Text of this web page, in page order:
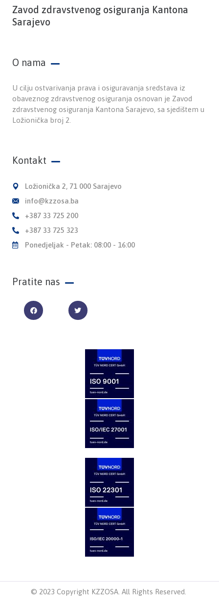
Zavod zdravstvenog osiguranja Kantona
Sarajevo
O nama
U cilju ostvarivanja prava i osiguravanja sredstava iz
obaveznog zdravstvenog osiguranja osnovan je Zavod
zdravstvenog osiguranja Kantona Sarajevo, sa sjedištem u
Ložionička broj 2.
Kontakt
Ložionička 2, 71 000 Sarajevo
info@kzzosa.ba
+387 33 725 200
+387 33 725 323
Ponedjeljak - Petak: 08:00 - 16:00
Pratite nas
© 2023 Copyright KZZOSA. All Rights Reserved.